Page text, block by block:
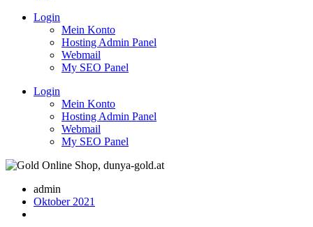
Login
Mein Konto
Hosting Admin Panel
Webmail
My SEO Panel
Login
Mein Konto
Hosting Admin Panel
Webmail
My SEO Panel
admin
Oktober 2021